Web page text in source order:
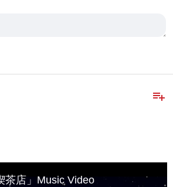
playlist_add
茶店」Music Video